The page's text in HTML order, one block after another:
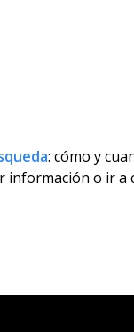
: cómo y
información o ir a